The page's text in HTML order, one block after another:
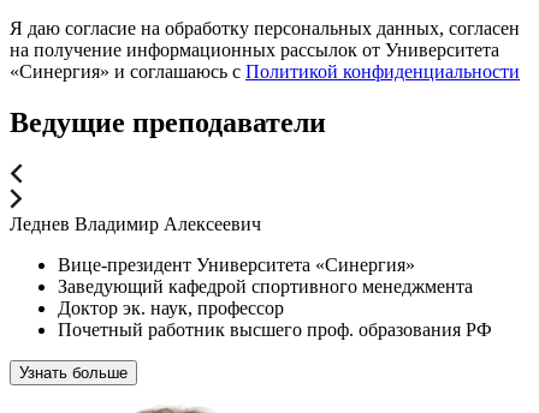
Я даю согласие на обработку персональных данных, согласен
на получение информационных рассылок от Университета
«Синергия» и соглашаюсь c Политикой конфиденциальности
Ведущие преподаватели
Леднев Владимир Алексеевич
Вице-президент Университета «Синергия»
Заведующий кафедрой спортивного менеджмента
Доктор эк. наук, профессор
Почетный работник высшего проф. образования РФ
Узнать больше